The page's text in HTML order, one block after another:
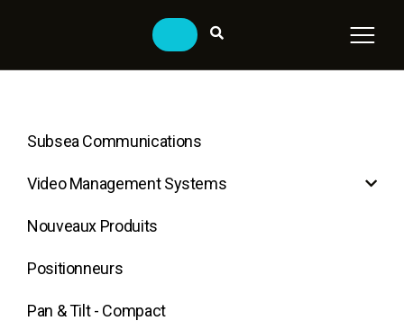
Subsea Communications
Video Management Systems
Nouveaux Produits
Positionneurs
Pan & Tilt - Compact